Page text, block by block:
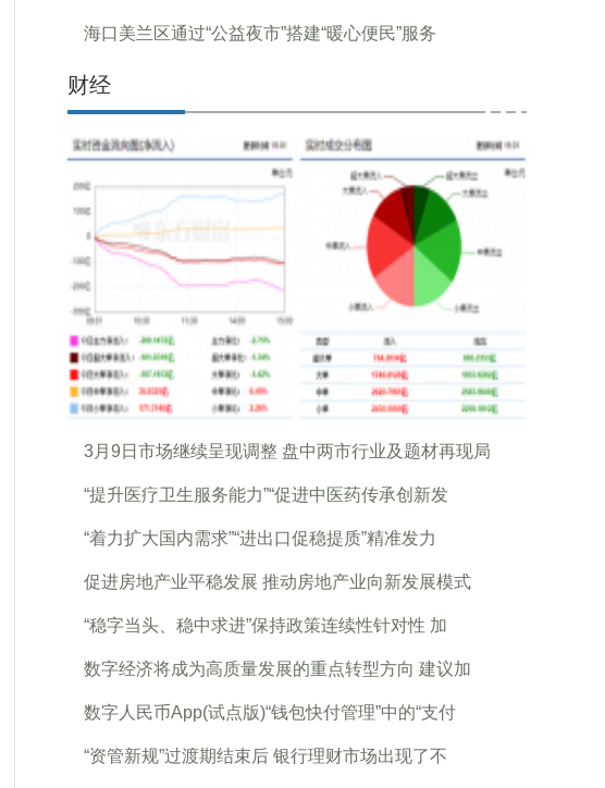
海口美兰区通过“公益夜市”搭建“暖心便民”服务
财经
3月9日市场继续呈现调整 盘中两市行业及题材再现局
“提升医疗卫生服务能力”“促进中医药传承创新发
“着力扩大国内需求”“进出口促稳提质”精准发力
促进房地产业平稳发展 推动房地产业向新发展模式
“稳字当头、稳中求进”保持政策连续性针对性 加
数字经济将成为高质量发展的重点转型方向 建议加
数字人民币App(试点版)“钱包快付管理”中的“支付
“资管新规”过渡期结束后 银行理财市场出现了不